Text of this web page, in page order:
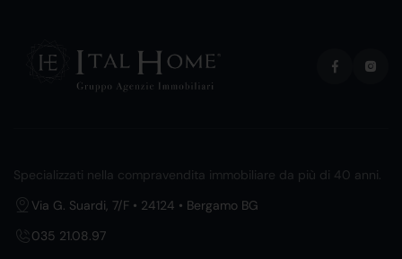
Specializzati nella compravendita immobiliare da più di 40 anni.
Via G. Suardi, 7/F • 24124 • Bergamo BG
035 21.08.97